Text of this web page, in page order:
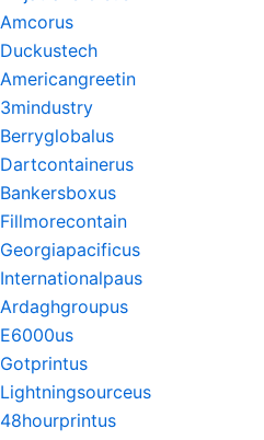
Amcorus
Duckustech
Americangreetin
3mindustry
Berryglobalus
Dartcontainerus
Bankersboxus
Fillmorecontain
Georgiapacificus
Internationalpaus
Ardaghgroupus
E6000us
Gotprintus
Lightningsourceus
48hourprintus